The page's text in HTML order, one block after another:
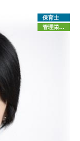
保育士
管理栄養士